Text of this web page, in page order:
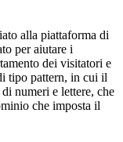
alla piattaforma di
per aiutare i
dei visitatori e
tipo pattern, in cui il
numeri e lettere, che
che imposta il